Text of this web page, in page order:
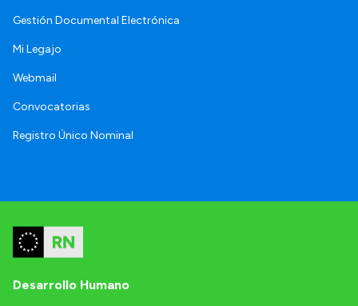
Gestión Documental Electrónica
Mi Legajo
Webmail
Convocatorias
Registro Único Nominal
Desarrollo Humano